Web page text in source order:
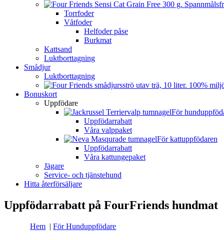
Torrfoder
Våtfoder
Helfoder påse
Burkmat
Kattsand
Luktborttagning
Smådjur
Luktborttagning
Bonuskort
Uppfödare
För
Uppfödarrabatt
Våra valppaket
För kattuppfödaren
Uppfödarrabatt
Våra kattungepaket
Jägare
Service- och tjänstehund
Hitta återförsäljare
Uppfödarrabatt på FourFriends hundmat
Hem |För Hunduppfödare